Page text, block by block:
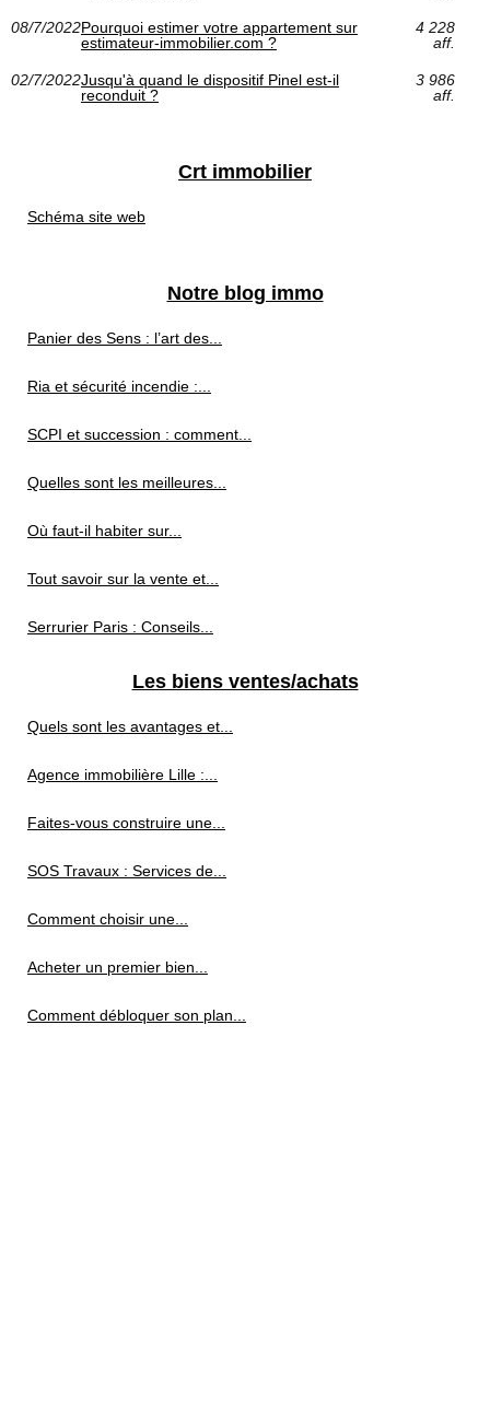
08/7/2022Pourquoi estimer votre appartement sur
estimateur-immobilier.com ?
4 228
aff.
02/7/2022Jusqu'à quand le dispositif Pinel est-il
reconduit ?
3 986
aff.
Crt immobilier
Schéma site web
Notre blog immo
Panier des Sens : l’art des...
Ria et sécurité incendie :...
SCPI et succession : comment...
Quelles sont les meilleures...
Où faut-il habiter sur...
Tout savoir sur la vente et...
Serrurier Paris : Conseils...
Les biens ventes/achats
Quels sont les avantages et...
Agence immobilière Lille :...
Faites-vous construire une...
SOS Travaux : Services de...
Comment choisir une...
Acheter un premier bien...
Comment débloquer son plan...